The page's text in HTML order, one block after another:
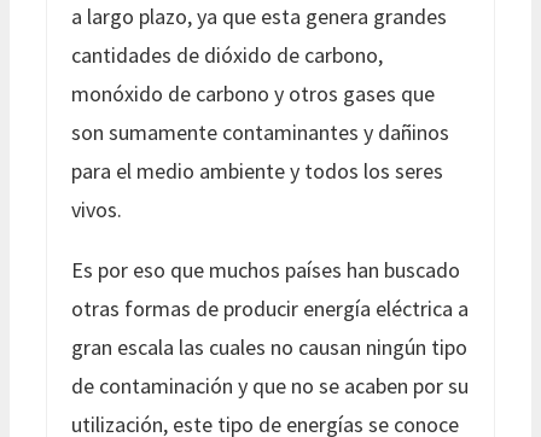
a largo plazo, ya que esta genera grandes
cantidades de dióxido de carbono,
monóxido de carbono y otros gases que
son sumamente contaminantes y dañinos
para el medio ambiente y todos los seres
vivos.
Es por eso que muchos países han buscado
otras formas de producir energía eléctrica a
gran escala las cuales no causan ningún tipo
de contaminación y que no se acaben por su
utilización, este tipo de energías se conoce